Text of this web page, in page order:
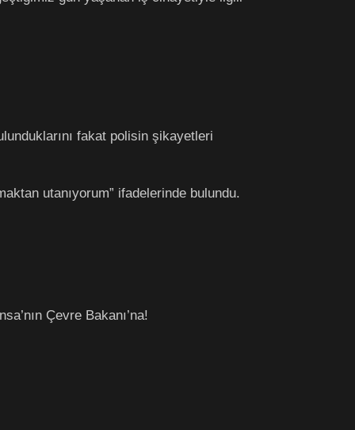
fakat polisin şikayetleri
utanıyorum” ifadelerinde bulundu.
Çevre Bakanı’na!